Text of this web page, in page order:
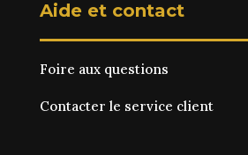
Aide et contact
Foire aux questions
Contacter le service client